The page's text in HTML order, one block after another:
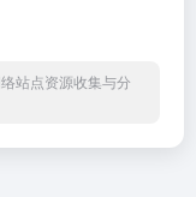
站点资源收集与分